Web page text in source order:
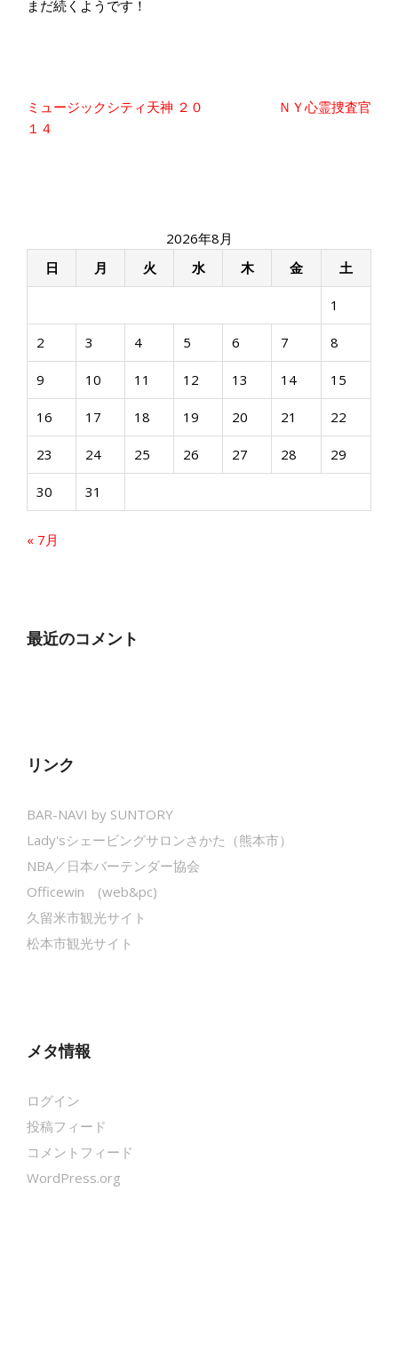
まだ続くようです！
投ミュージックシティ天神 ２０
１４
ＮＹ心霊捜査官
2026年8月
日
月 火 水 木 金 土
1
2 3 4 5 6 7 8
9 10 11 12 13 14 15
16 17 18 19 20 21 22
23 24 25 26 27 28 29
30 31
« 7月
最近のコメント
リンク
BAR-NAVI by SUNTORY
Lady'sシェービングサロンさかた（熊本市）
NBA／日本バーテンダー協会
Officewin (web&pc)
久留米市観光サイト
松本市観光サイト
メタ情報
ログイン
投稿フィード
コメントフィード
WordPress.org